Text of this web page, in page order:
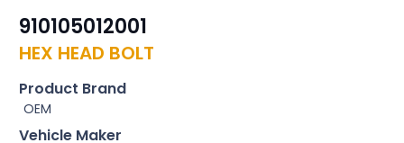
910105012001
HEX HEAD BOLT
Product Brand
OEM
Vehicle Maker